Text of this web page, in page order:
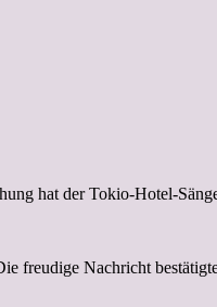
hat der Tokio-Hotel-
Nachricht